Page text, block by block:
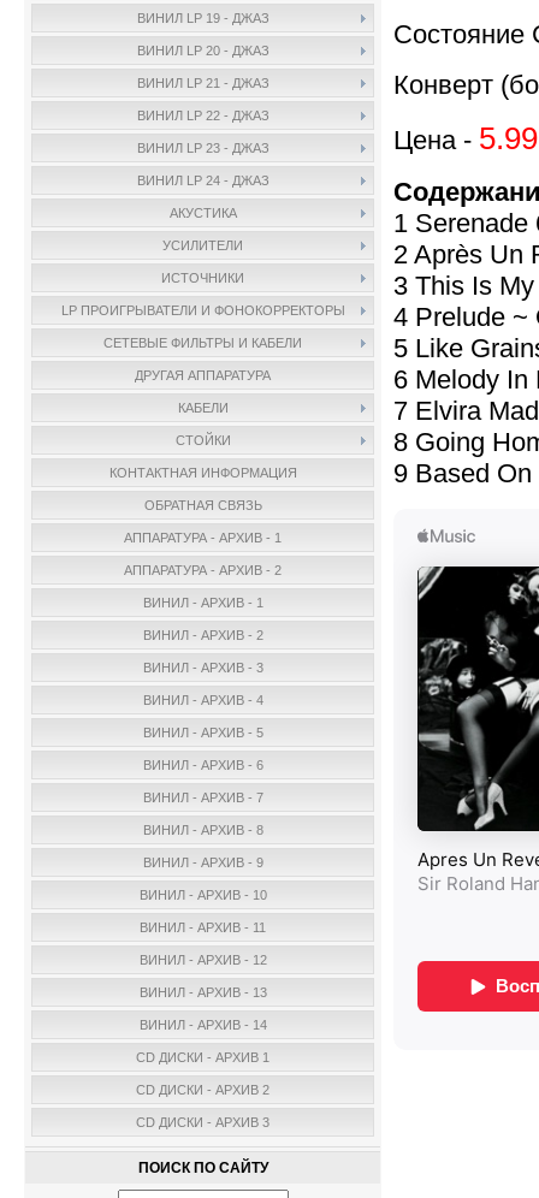
ВИНИЛ LP 19 - ДЖАЗ
ВИНИЛ LP 20 - ДЖАЗ
ВИНИЛ LP 21 - ДЖАЗ
ВИНИЛ LP 22 - ДЖАЗ
ВИНИЛ LP 23 - ДЖАЗ
ВИНИЛ LP 24 - ДЖАЗ
АКУСТИКА
УСИЛИТЕЛИ
ИСТОЧНИКИ
LP ПРОИГРЫВАТЕЛИ И ФОНОКОРРЕКТОРЫ
СЕТЕВЫЕ ФИЛЬТРЫ И КАБЕЛИ
ДРУГАЯ АППАРАТУРА
КАБЕЛИ
СТОЙКИ
КОНТАКТНАЯ ИНФОРМАЦИЯ
ОБРАТНАЯ СВЯЗЬ
АППАРАТУРА - АРХИВ - 1
АППАРАТУРА - АРХИВ - 2
ВИНИЛ - АРХИВ - 1
ВИНИЛ - АРХИВ - 2
ВИНИЛ - АРХИВ - 3
ВИНИЛ - АРХИВ - 4
ВИНИЛ - АРХИВ - 5
ВИНИЛ - АРХИВ - 6
ВИНИЛ - АРХИВ - 7
ВИНИЛ - АРХИВ - 8
ВИНИЛ - АРХИВ - 9
ВИНИЛ - АРХИВ - 10
ВИНИЛ - АРХИВ - 11
ВИНИЛ - АРХИВ - 12
ВИНИЛ - АРХИВ - 13
ВИНИЛ - АРХИВ - 14
CD ДИСКИ - АРХИВ 1
CD ДИСКИ - АРХИВ 2
CD ДИСКИ - АРХИВ 3
ПОИСК ПО САЙТУ
Состояние
Конверт
Цена -
1 Serenade
2 Après Un
3 This Is
4 Prelude ~
5 Like
6 Melody In
7 Elvira
8 Going
9 Based